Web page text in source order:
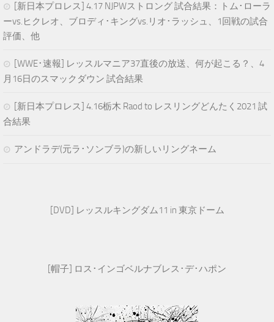
[新日本プロレス] 4.17 NJPWストロング 試合結果：トム･ローラ
ーvs.ヒクレオ、ブロディ･キングvs.リオ･ラッシュ、1回戦の試合
評価、他
[WWE･速報] レッスルマニア37直後の放送、何が起こる？、4
月16日のスマックダウン 試合結果
[新日本プロレス] 4.16栃木 Raod to レスリングどんたく2021 試
合結果
アンドラデ(元ラ･ソンブラ)の新しいリングネーム
[DVD] レッスルキングダム11 in 東京ドーム
[帽子] ロス･インゴベルナブレス･デ･ハポン